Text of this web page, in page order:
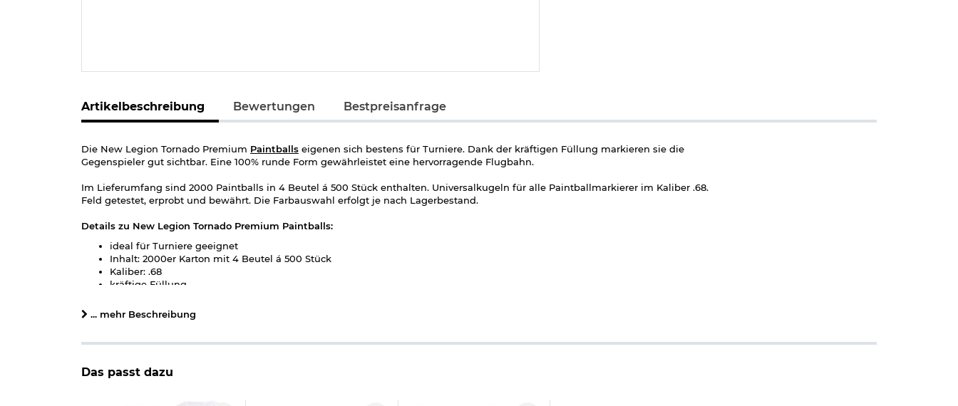
Artikelbeschreibung Bewertungen Bestpreisanfrage
Die New Legion Tornado Premium Paintballs eigenen sich bestens für Turniere. Dank der kräftigen Füllung markieren sie die
Gegenspieler gut sichtbar. Eine 100% runde Form gewährleistet eine hervorragende Flugbahn.
Im Lieferumfang sind 2000 Paintballs in 4 Beutel á 500 Stück enthalten. Universalkugeln für alle Paintballmarkierer im Kaliber .68.
Feld getestet, erprobt und bewährt. Die Farbauswahl erfolgt je nach Lagerbestand.
Details zu New Legion Tornado Premium Paintballs:
ideal für Turniere geeignet
Inhalt: 2000er Karton mit 4 Beutel á 500 Stück
Kaliber: .68
kräftige Füllung
100% rund
100% PEG-kein Öl
Marke: New Legion
Herstellerinformationen
... mehr Beschreibung
Das passt dazu